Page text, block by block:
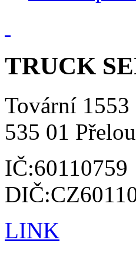
TRUCK
Tovární 1553
535 01
IČ:60110759
LINK